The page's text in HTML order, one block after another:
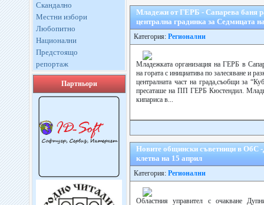
Скандално
Местни избори
Любопитно
Национални
Предстоящо
репортаж
Партньори
Младежи от ГЕРБ - Сапарева баня
централна градинка за Седмицата
Категория: Регионални
Младежката организация на ГЕРБ в
на гората с инициатива по залесяване и
централната част на града,съобщи за
пресаташе на ПП ГЕРБ Кюстендил.
кипариса в...
Новите общински съветници в ОбС
клетва на 15 април
Категория: Регионални
Областния управител с очакване